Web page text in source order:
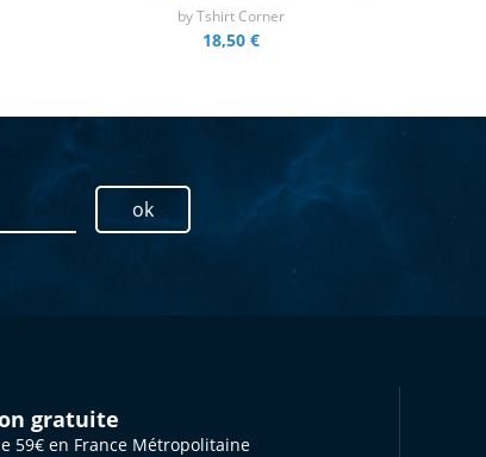
byTshirt Corner
18,50 €
ok
gratuite
59€ en France Métropolitaine